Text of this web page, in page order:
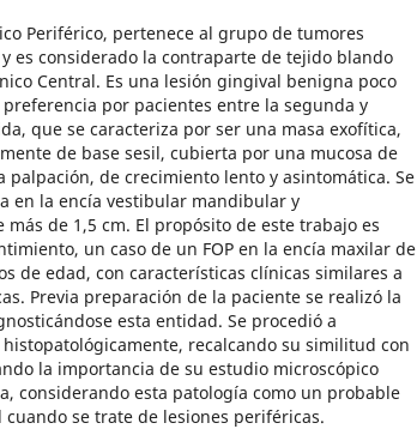
Periférico, pertenece al grupo de tumores
es considerado la contraparte de tejido blando
Central. Es una lesión gingival benigna poco
por pacientes entre la segunda y
que se caracteriza por ser una masa exofítica,
de base sesil, cubierta por una mucosa de
palpación, de crecimiento lento y asintomática. Se
en la encía vestibular mandibular y
de 1,5 cm. El propósito de este trabajo es
un caso de un FOP en la encía maxilar de
de edad, con características clínicas similares a
Previa preparación de la paciente se realizó la
esta entidad. Se procedió a
recalcando su similitud con
la importancia de su estudio microscópico
considerando esta patología como un probable
se trate de lesiones periféricas.